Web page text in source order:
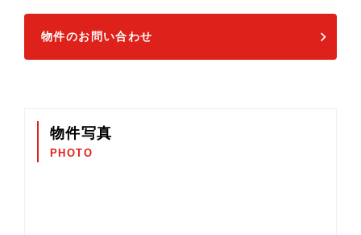
物件のお問い合わせ
物件写真
PHOTO